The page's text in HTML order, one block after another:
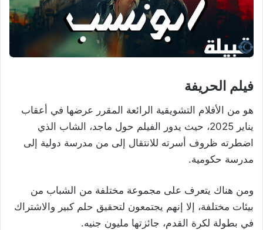
فيلم الحريفة
هو من الأفلام التشويقية الرائعة المقرر عرضها في أعقاب
يناير 2025، حيث يدور الفيلم حول ماجد، الشاب الذي
اضطرته ظروف أسرته للانتقال إلى من مدرسة دولية إلى
مدرسة حكومية.
ومن هناك يتعرف على مجموعة مختلفة من الشباب من
بيئات مختلفة، إلا إنهم يجتمعون لتحقيق حلم كبير والاشتراك
في بطولة لكرة القدم، جائزتها مليون جنيه.